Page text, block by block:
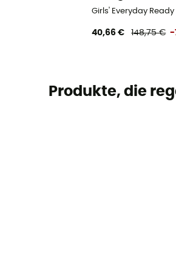
Girls' Everyday
40,66 € 148,75 € -
Produkte, die